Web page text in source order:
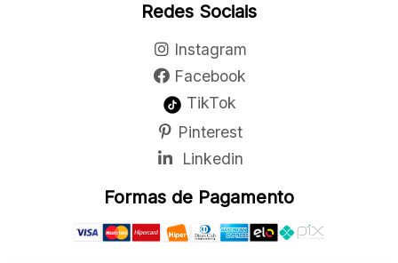
Redes Sociais
Instagram
Facebook
TikTok
Pinterest
Linkedin
Formas de Pagamento